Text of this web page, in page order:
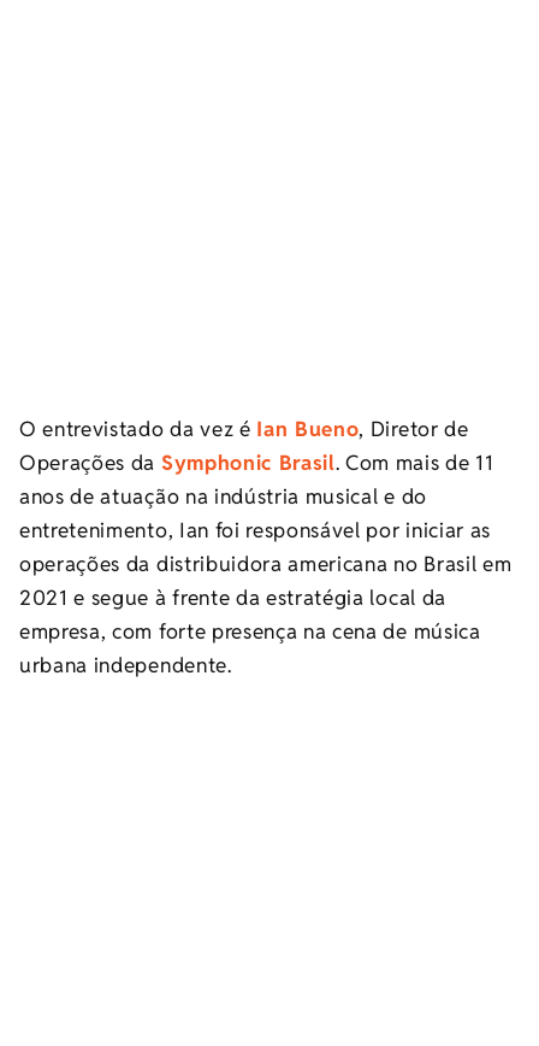
O entrevistado da vez é Ian Bueno, Diretor de
Operações da Symphonic Brasil. Com mais de 11
anos de atuação na indústria musical e do
entretenimento, Ian foi responsável por iniciar as
operações da distribuidora americana no Brasil em
2021 e segue à frente da estratégia local da
empresa, com forte presença na cena de música
urbana independente.